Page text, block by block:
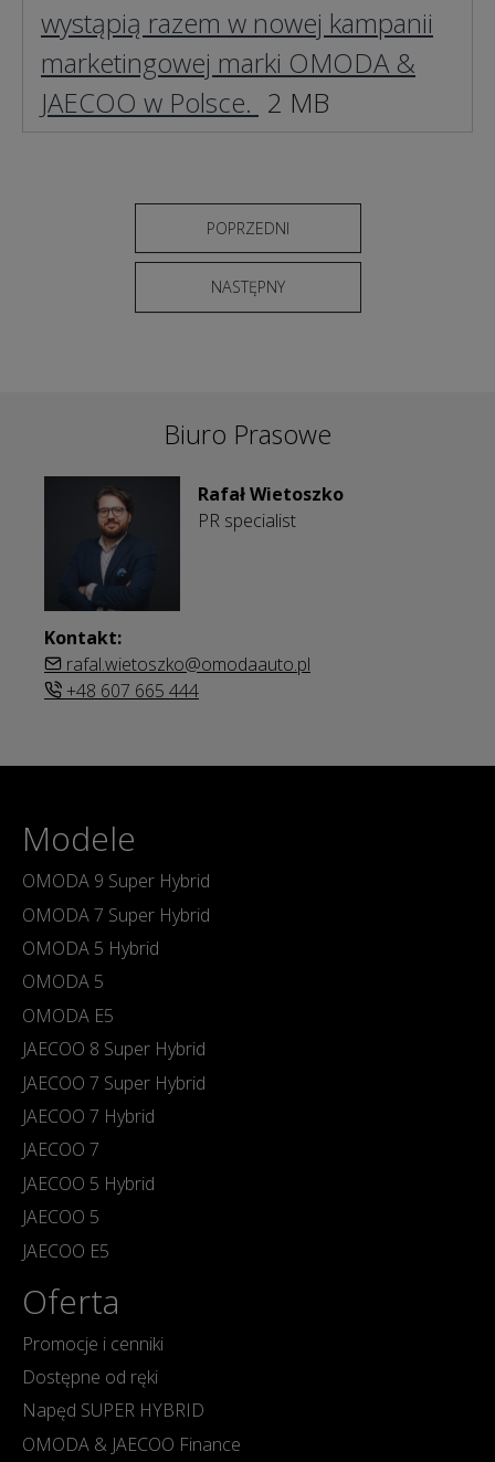
wystąpią razem w nowej kampanii
marketingowej marki OMODA &
JAECOO w Polsce. 2 MB
POPRZEDNI
NASTĘPNY
Biuro Prasowe
Rafał Wietoszko
PR specialist
Kontakt:
rafal.wietoszko@omodaauto.pl
+48 607 665 444
Modele
OMODA 9 Super Hybrid
OMODA 7 Super Hybrid
OMODA 5 Hybrid
OMODA 5
OMODA E5
JAECOO 8 Super Hybrid
JAECOO 7 Super Hybrid
JAECOO 7 Hybrid
JAECOO 7
JAECOO 5 Hybrid
JAECOO 5
JAECOO E5
Oferta
Promocje i cenniki
Dostępne od ręki
Napęd SUPER HYBRID
OMODA & JAECOO Finance